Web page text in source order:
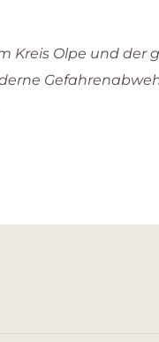
Olpe und der